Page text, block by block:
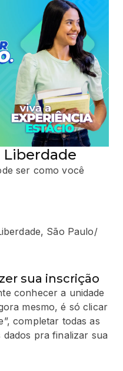
Liberdade
ser como você
São Paulo/
sua inscrição
conhecer a unidade
mesmo, é só clicar
completar todas as
pra finalizar sua